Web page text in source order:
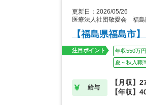
更新日：2026/05/26
医療法人社団敬愛会 福島
【福島県福島市
注目ポイント 年収550万
夏～秋入職
給与
【月収】
【年収】